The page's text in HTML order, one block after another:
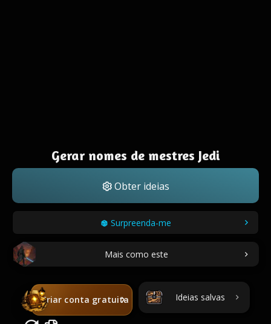
Gerar nomes de mestres Jedi
Obter ideias
Surpreenda-me
Mais como este
Criar conta gratuita Ideias salvas